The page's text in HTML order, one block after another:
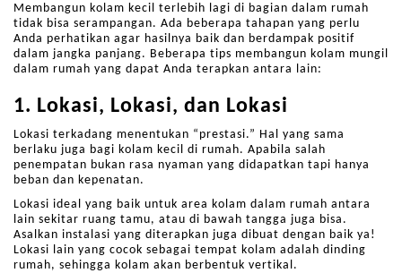
Membangun kolam kecil terlebih lagi di bagian dalam rumah
tidak bisa serampangan. Ada beberapa tahapan yang perlu
Anda perhatikan agar hasilnya baik dan berdampak positif
dalam jangka panjang. Beberapa tips membangun kolam mungil
dalam rumah yang dapat Anda terapkan antara lain:
1. Lokasi, Lokasi, dan Lokasi
Lokasi terkadang menentukan “prestasi.” Hal yang sama
berlaku juga bagi kolam kecil di rumah. Apabila salah
penempatan bukan rasa nyaman yang didapatkan tapi hanya
beban dan kepenatan.
Lokasi ideal yang baik untuk area kolam dalam rumah antara
lain sekitar ruang tamu, atau di bawah tangga juga bisa.
Asalkan instalasi yang diterapkan juga dibuat dengan baik ya!
Lokasi lain yang cocok sebagai tempat kolam adalah dinding
rumah, sehingga kolam akan berbentuk vertikal.